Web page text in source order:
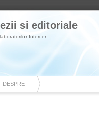
si editoriale
Intercer
DESPRE